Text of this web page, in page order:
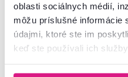
oblasti sociálnych médií,
môžu príslušné informácie
údajmi, ktoré ste im
keď ste používali ich služby.
5,0
Regál 1D, biela, OLJE